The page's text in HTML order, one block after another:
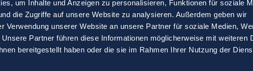
um Inhalte und Anzeigen zu personalisieren, Funktionen für soziale
die Zugriffe auf unsere Website zu analysieren. Außerdem geben wir
Verwendung unserer Website an unsere Partner für soziale Medien,
Partner führen diese Informationen möglicherweise mit weiteren
bereitgestellt haben oder die sie im Rahmen Ihrer Nutzung der